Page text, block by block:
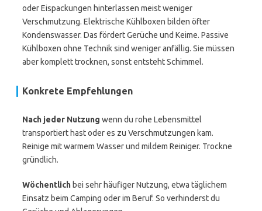
oder Eispackungen hinterlassen meist weniger
Verschmutzung. Elektrische Kühlboxen bilden öfter
Kondenswasser. Das fördert Gerüche und Keime. Passive
Kühlboxen ohne Technik sind weniger anfällig. Sie müssen
aber komplett trocknen, sonst entsteht Schimmel.
Konkrete Empfehlungen
Nach jeder Nutzung wenn du rohe Lebensmittel
transportiert hast oder es zu Verschmutzungen kam.
Reinige mit warmem Wasser und mildem Reiniger. Trockne
gründlich.
Wöchentlich bei sehr häufiger Nutzung, etwa täglichem
Einsatz beim Camping oder im Beruf. So verhinderst du